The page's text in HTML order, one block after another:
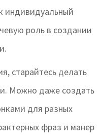
индивидуальный
роль в создании
старайтесь делать
Можно даже создать
для разных
фраз и манер